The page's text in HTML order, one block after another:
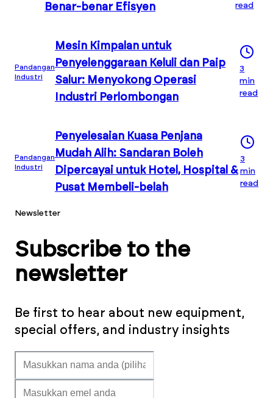
Benar-benar Efisyen
read
Pandangan
Industri
Mesin Kimpalan untuk
Penyelenggaraan Keluli dan Paip
Salur: Menyokong Operasi
Industri Perlombongan
3
min
read
Pandangan
Industri
Penyelesaian Kuasa Penjana
Mudah Alih: Sandaran Boleh
Dipercayai untuk Hotel, Hospital &
Pusat Membeli-belah
3
min
read
Newsletter
Subscribe to the
newsletter
Be first to hear about new equipment,
special offers, and industry insights